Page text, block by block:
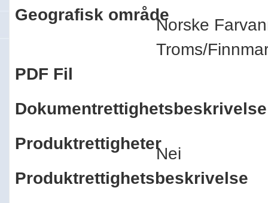
Geografisk område
Norske
Troms/
PDF Fil
Dokumentrettighetsbeskrivelse
Produktrettigheter
Nei
Produktrettighetsbeskrivelse